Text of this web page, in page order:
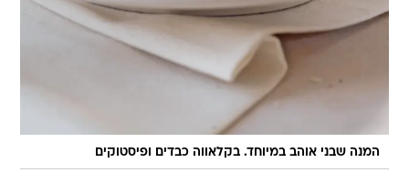
המנה שבני אוהב במיוחד. בקלאווה כבדים ופיסטוקים